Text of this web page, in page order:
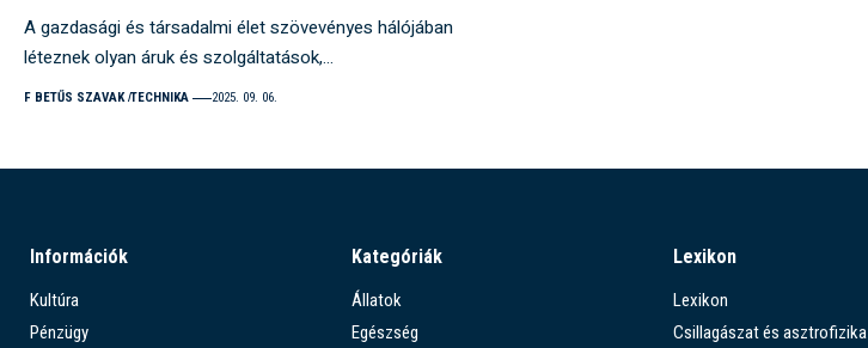
A gazdasági és társadalmi élet szövevényes hálójában
léteznek olyan áruk és szolgáltatások,…
F BETŰS SZAVAK TECHNIKA 2025. 09. 06.
Információk
Kultúra
Pénzügy
Kategóriák
Állatok
Egészség
Lexikon
Lexikon
Csillagászat és asztrofizika